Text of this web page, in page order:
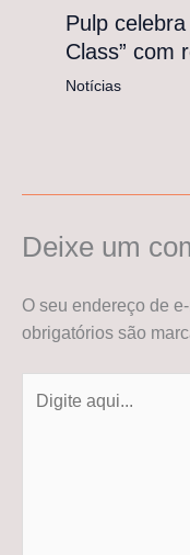
Pulp
Class” com
Notícias
Deixe um
O seu endereço de
obrigatórios são
aqui...